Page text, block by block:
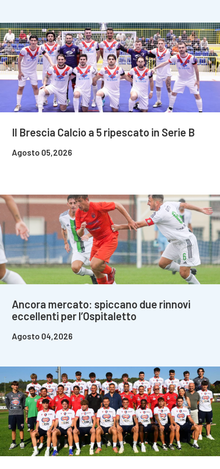
Il Brescia Calcio a 5 ripescato in Serie B
Agosto 05,2026
Ancora mercato: spiccano due rinnovi
eccellenti per l’Ospitaletto
Agosto 04,2026